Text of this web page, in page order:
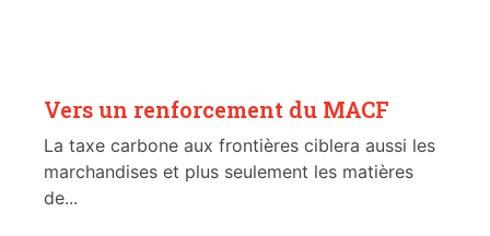
Vers un renforcement du MACF
La taxe carbone aux frontières ciblera aussi les
marchandises et plus seulement les matières
de...